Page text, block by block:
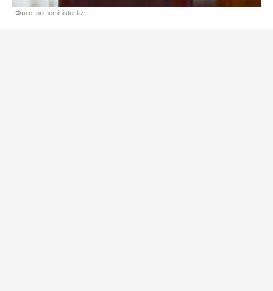
Фото: primeminister.kz